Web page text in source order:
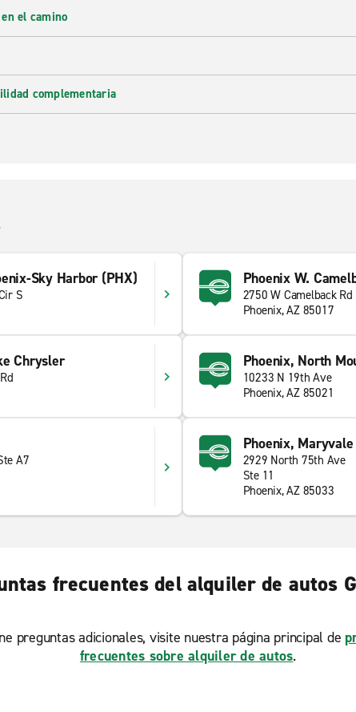
el camino
complementaria
Sky Harbor (PHX)
S
Phoenix W.
2750 W Camelback Rd
Phoenix, AZ 85017
Chrysler Phoenix, North
10233 N 19th Ave
Phoenix, AZ 85021
A7
Phoenix,
2929 North 75th Ave
Ste 11
Phoenix, AZ 85033
frecuentes del alquiler de autos
preguntas adicionales, visite nuestra página principal de
frecuentes sobre alquiler de autos.